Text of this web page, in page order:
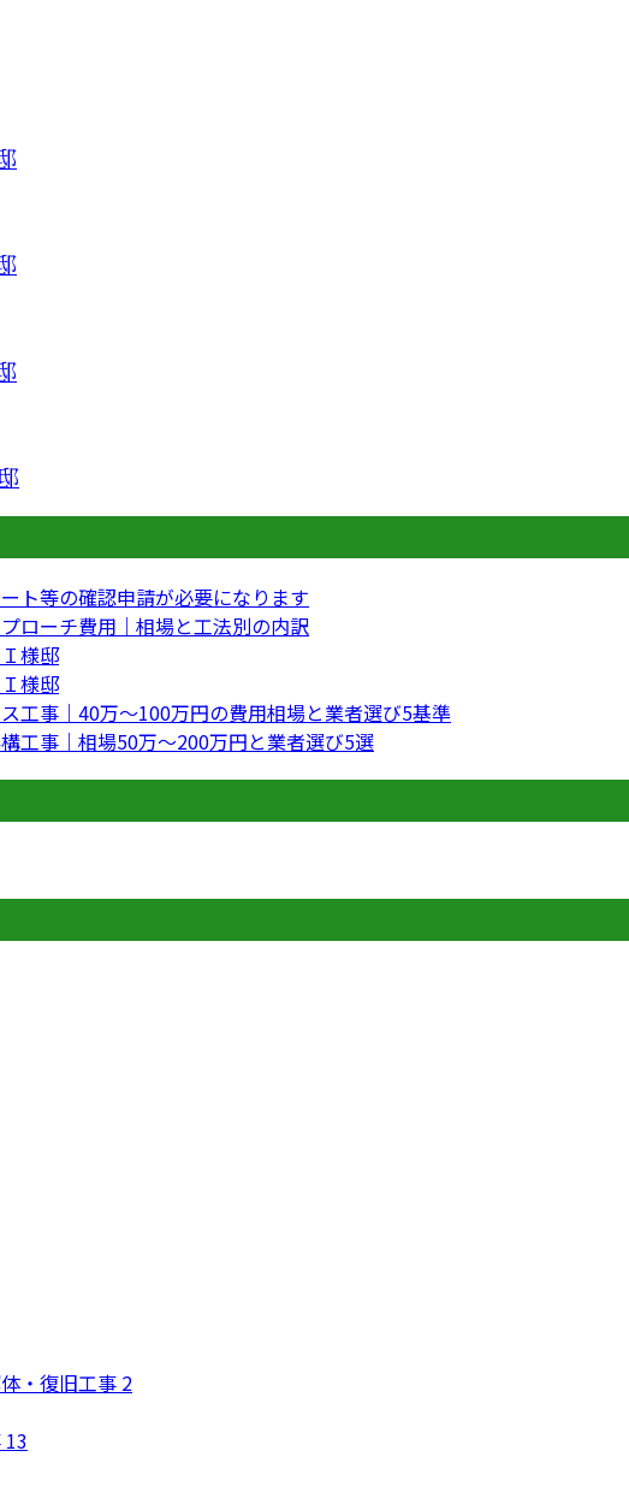
ト等の確認申請が必要になります
ローチ費用｜相場と工法別の内訳
様邸
様邸
工事｜40万〜100万円の費用相場と業者選び5基準
工事｜相場50万〜200万円と業者選び5選
・復旧工事 2
13